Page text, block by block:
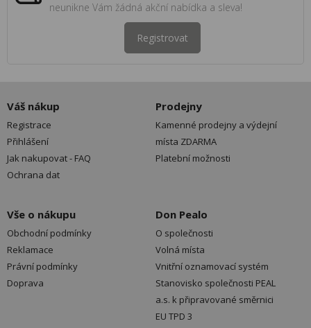
neunikne Vám žádná akční nabídka a sleva!
Registrovat
Váš nákup
Registrace
Přihlášení
Jak nakupovat - FAQ
Ochrana dat
Prodejny
Kamenné prodejny a výdejní
místa ZDARMA
Platební možnosti
Vše o nákupu
Obchodní podmínky
Reklamace
Právní podmínky
Doprava
Don Pealo
O společnosti
Volná místa
Vnitřní oznamovací systém
Stanovisko společnosti PEAL
a.s. k připravované směrnici
EU TPD 3